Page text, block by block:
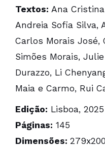
Textos: Ana
Andreia Sofia Silva,
Carlos Morais José,
Simões Morais,
Durazzo, Li
Maia e Carmo, Rui
Edição: Lisboa,
Páginas: 145
Dimensões: